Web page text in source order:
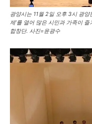
광양시는 11월 2일 오후 3시 광양
제’를 열어 많은 시민과 가족이
합창단. 사진=윤광수